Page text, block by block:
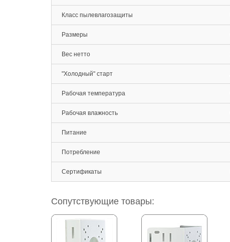
Класс пылевлагозащиты
Размеры
Вес нетто
"Холодный" старт
Рабочая температура
Рабочая влажность
Питание
Потребление
Сертификаты
Сопутствующие товары: